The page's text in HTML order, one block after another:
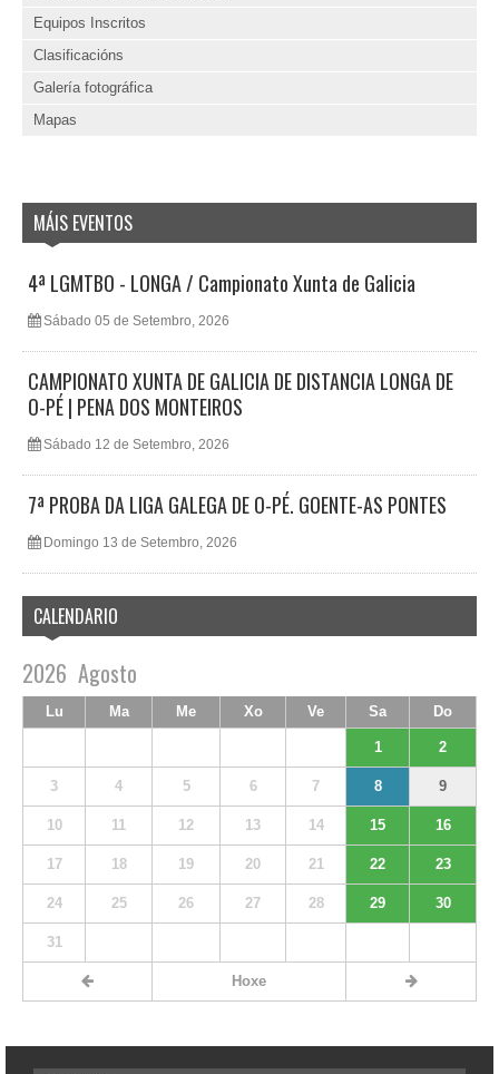
Equipos Inscritos
Clasificacións
Galería fotográfica
Mapas
MÁIS EVENTOS
4ª LGMTBO - LONGA / Campionato Xunta de Galicia
Sábado 05 de Setembro, 2026
CAMPIONATO XUNTA DE GALICIA DE DISTANCIA LONGA DE
O-PÉ | PENA DOS MONTEIROS
Sábado 12 de Setembro, 2026
7ª PROBA DA LIGA GALEGA DE O-PÉ. GOENTE-AS PONTES
Domingo 13 de Setembro, 2026
CALENDARIO
2026 Agosto
Lu Ma Me Xo Ve Sa Do
1 2
3 4 5 6 7 8 9
10 11 12 13 14 15 16
17 18 19 20 21 22 23
24 25 26 27 28 29 30
31
Hoxe